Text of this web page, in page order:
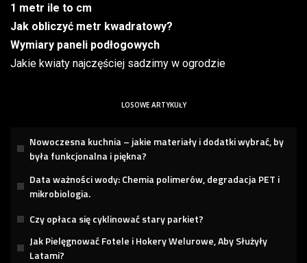
1 metr ile to cm
Jak obliczyć metr kwadratowy?
Wymiary paneli podłogowych
Jakie kwiaty najczęściej sadzimy w ogrodzie
LOSOWE ARTYKUŁY
Nowoczesna kuchnia – jakie materiały i dodatki wybrać, by
była funkcjonalna i piękna?
Data ważności wody: Chemia polimerów, degradacja PET i
mikrobiologia.
Czy opłaca się cyklinować stary parkiet?
Jak Pielęgnować Fotele i Hokery Welurowe, Aby Służyły
Latami?